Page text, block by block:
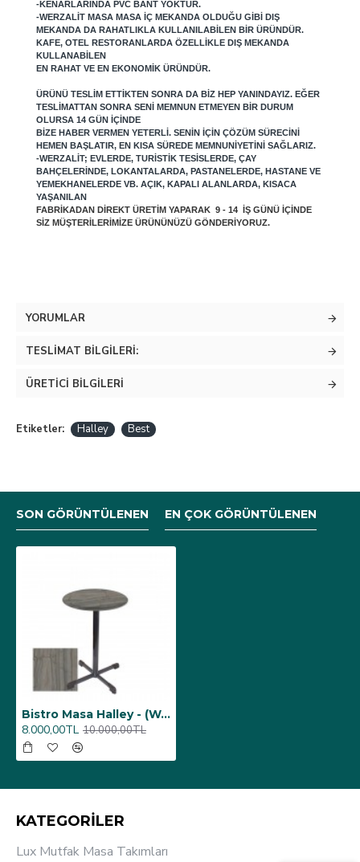
-KENARLARINDA PVC BANT YOKTUR.
-WERZALIT MASA MASA IÇ MEKANDA OLDUĞU GIBI DIŞ
MEKANDA DA RAHATLIKLA KULLANILABILEN BIR ÜRÜNDÜR.
KAFE, OTEL RESTORANLARDA ÖZELLIKLE DIŞ MEKANDA
KULLANABILEN
EN RAHAT VE EN EKONOMIK ÜRÜNDÜR.
ÜRÜNÜ TESLIM ETTIKTEN SONRA DA BIZ HEP YANINDAYIZ. EĞER
TESLIMATTAN SONRA SENI MEMNUN ETMEYEN BIR DURUM
OLURSA 14 GÜN IÇINDE
BIZE HABER VERMEN YETERLI. SENIN IÇIN ÇÖZÜM SÜRECINI
HEMEN BAŞLATIR, EN KISA SÜREDE MEMNUNIYETINI SAĞLARIZ.
-WERZALIT; EVLERDE, TURISTIK TESISLERDE, ÇAY
BAHÇELERINDE, LOKANTALARDA, PASTANELERDE, HASTANE VE
YEMEKHANELERDE VB. AÇIK, KAPALI ALANLARDA, KISACA
YAŞANILAN
FABRIKADAN DIREKT ÜRETIM YAPARAK 9 - 14 IŞ GÜNÜ IÇINDE
SIZ MÜŞTERILERIMIZE ÜRÜNÜNÜZÜ GÖNDERIYORUZ.
YORUMLAR
TESLIMAT BILGILERI:
ÜRETICI BILGILERI
Etiketler: Halley Best
SON GÖRÜNTÜLENEN EN ÇOK GÖRÜNTÜLENEN
Bistro Masa Halley - (Werzalit, Wermodin ve Allzalit Tabla 70 cm çap) - Magma
8.000,00TL 10.000,00TL
KATEGORİLER
Lux Mutfak Masa Takımları